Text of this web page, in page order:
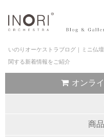
いのりオーケストラブログ｜ミニ仏
関する新着情報をご紹介
オンラ
商